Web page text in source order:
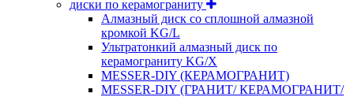
диски по керамограниту
Алмазный диск со сплошной алмазной
кромкой KG/L
Ультратонкий алмазный диск по
керамограниту KG/X
MESSER-DIY (КЕРАМОГРАНИТ)
MESSER-DIY (ГРАНИТ/ КЕРАМОГРАНИТ/